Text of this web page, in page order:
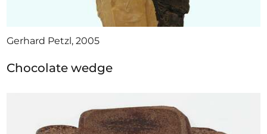
Gerhard Petzl, 2005
Chocolate wedge